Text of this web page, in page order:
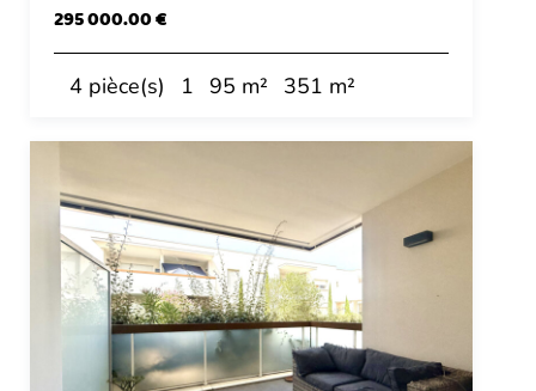
295 000.00 €
4 pièce(s) 1 95 m² 351 m²